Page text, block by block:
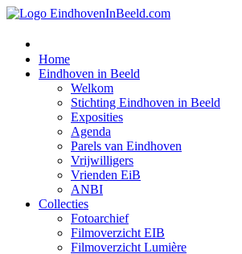
Home
Eindhoven in Beeld
Welkom
Stichting Eindhoven in Beeld
Exposities
Agenda
Parels van Eindhoven
Vrijwilligers
Vrienden EiB
ANBI
Collecties
Fotoarchief
Filmoverzicht EIB
Filmoverzicht Lumière